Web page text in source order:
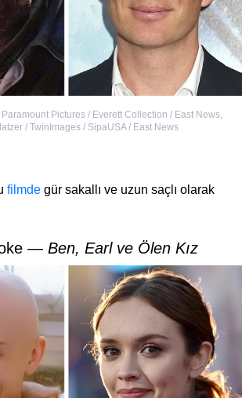
Pictures / Everett Collection / East News,
/ TwinImages / SipaUSA / East News
filmde gür sakallı ve uzun saçlı olarak
— Ben, Earl ve Ölen Kız